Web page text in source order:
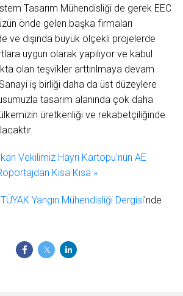
Tasarım Mühendisliği de gerek EEC
önde gelen başka firmaları
ve dışında büyük ölçekli projelerde
uygun olarak yapılıyor ve kabul
olan teşvikler arttırılmaya devam
iş birliği daha da üst düzeylere
tasarım alanında çok daha
üretkenliği ve rekabetçiliğinde
Vekilimiz Hayri Kartopu'nun AE
Kısa Kısa »
TÜYAK Yangın Mühendisliği Dergisi'nde